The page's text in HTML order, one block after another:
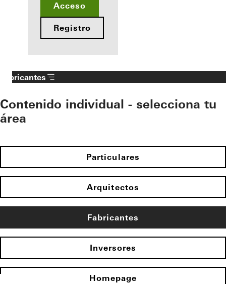
Acceso
Registro
Fabricantes
Contenido individual - selecciona tu
área
Particulares
Arquitectos
Fabricantes
Inversores
Homepage